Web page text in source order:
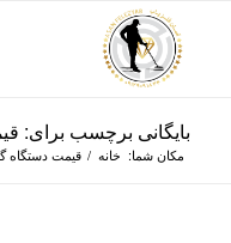
بایگانی برچسب برای:
مکان شما: خانه / قیمت دستگاه